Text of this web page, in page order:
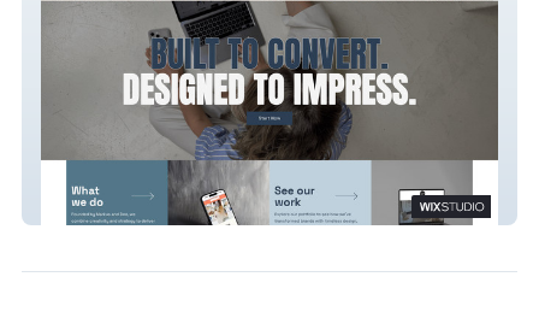
Monday Marketing